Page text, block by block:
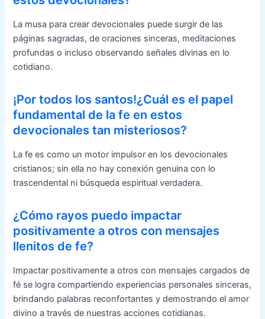
La musa para crear devocionales puede surgir de las
páginas sagradas, de oraciones sinceras, meditaciones
profundas o incluso observando señales divinas en lo
cotidiano.
¡Por todos los santos!¿Cuál es el papel
fundamental de la fe en estos
devocionales tan misteriosos?
La fe es como un motor impulsor en los devocionales
cristianos; sin ella no hay conexión genuina con lo
trascendental ni búsqueda espiritual verdadera.
¿Cómo rayos puedo impactar
positivamente a otros con mensajes
llenitos de fe?
Impactar positivamente a otros con mensajes cargados de
fé se logra compartiendo experiencias personales sinceras,
brindando palabras reconfortantes y demostrando el amor
divino a través de nuestras acciones cotidianas.